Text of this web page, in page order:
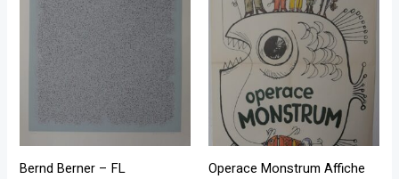
Bernd Berner – FL
Operace Monstrum Affiche